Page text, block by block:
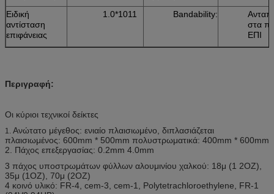
Ειδική
αντίσταση
επιφάνειας
1.0*1011 Bandability:
στα
ΕΠΙ
Περιγραφή:
Οι κύριοι τεχνικοί δείκτες
1. Ανώτατο μέγεθος: ενιαίο πλαισιωμένο, διπλασιάζεται
πλαισιωμένος: 600mm * 500mm πολυστρωματικά: 400mm * 600mm
2. Πάχος επεξεργασίας: 0.2mm 4.0mm
3 πάχος υποστρωμάτων φύλλων αλουμινίου χαλκού: 18μ (1 2OZ),
35μ (1OZ), 70μ (2OZ)
4 κοινό υλικό: FR-4, cem-3, cem-1, Polytetrachloroethylene, FR-1